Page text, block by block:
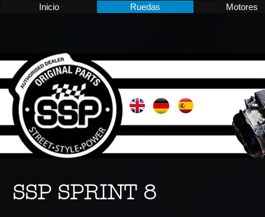
Inicio Ruedas Motores
SSP SPRINT 8